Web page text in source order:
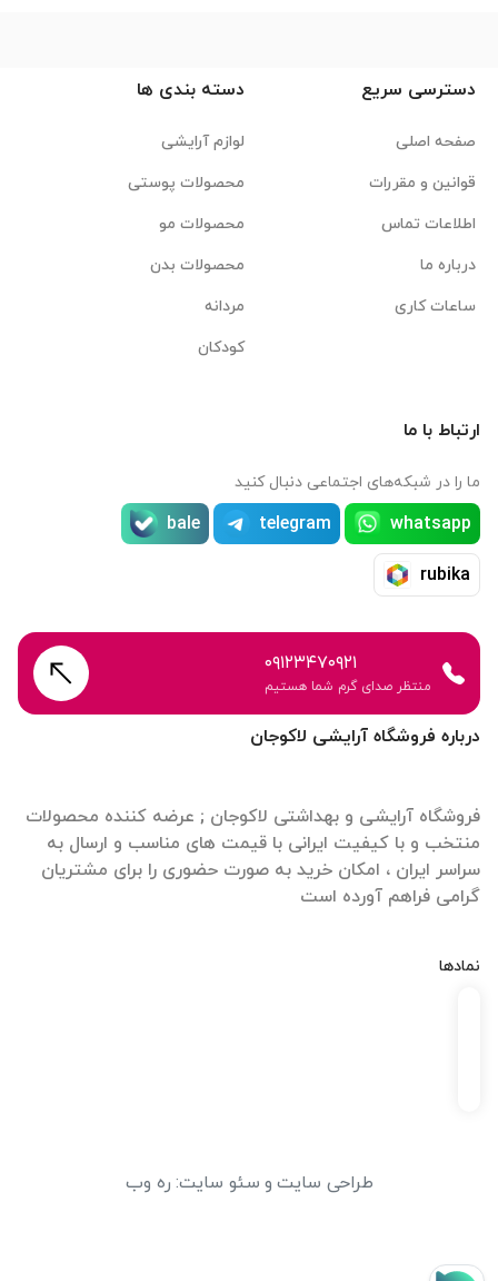
درباره فروشگاه آرایشی لاکوجان
فروشگاه آرایشی و بهداشتی لاکوجان ; عرضه کننده محصولات
منتخب و با کیفیت ایرانی با قیمت های مناسب و ارسال به
سراسر ایران ، امکان خرید به صورت حضوری را برای مشتریان
گرامی فراهم آورده است
نمادها
دسترسی سریع
صفحه اصلی
قوانین و مقررات
اطلاعات تماس
درباره ما
ساعات کاری
دسته بندی ها
لوازم آرایشی
محصولات پوستی
محصولات مو
محصولات بدن
مردانه
کودکان
ارتباط با ما
ما را در شبکه‌های اجتماعی دنبال کنید
whatsapp
telegram
bale
rubika
۰۹۱۲۳۴۷۰۹۲۱
منتظر صدای گرم شما هستیم
طراحی سایت و سئو سایت: ره وب